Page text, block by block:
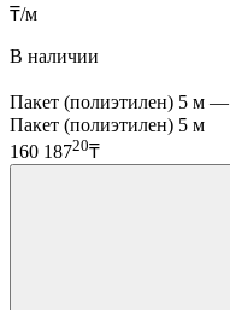
₸/м
В наличии
Пакет (полиэтилен) 5 м —
Пакет (полиэтилен) 5 м
160 18720₸